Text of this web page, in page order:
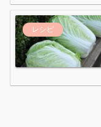
レシピ